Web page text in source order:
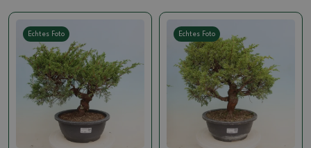
Echtes Foto Echtes Foto